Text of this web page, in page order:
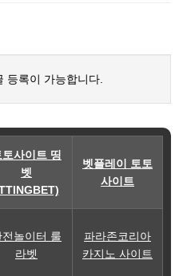
등록이 가능합니다.
토사이트 띵
벳
벳플레이 토토
사이트
전놀이터 룰
라벳
파라존코리아
카지노 사이트